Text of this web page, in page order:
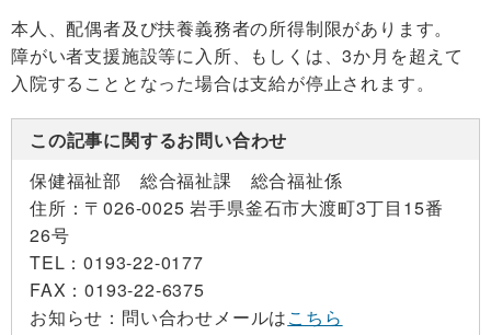
本人、配偶者及び扶養義務者の所得制限があります。
障がい者支援施設等に入所、もしくは、3か月を超えて
入院することとなった場合は支給が停止されます。
この記事に関するお問い合わせ
保健福祉部 総合福祉課 総合福祉係
住所： 〒026-0025 岩手県釜石市大渡町3丁目15番
26号
TEL：0193-22-0177
FAX：0193-22-6375
お知らせ： 問い合わせメールはこちら